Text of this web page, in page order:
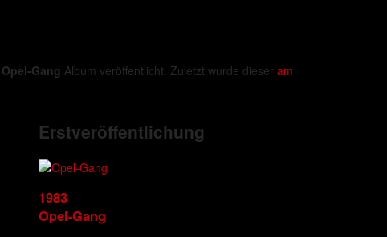
Opel-Gang Album veröffentlicht. Zuletzt wurde dieser am
Erstveröffentlichung
1983
Opel-Gang